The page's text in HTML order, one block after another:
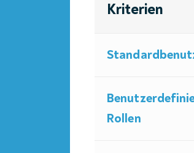
Kriterien
Rollen